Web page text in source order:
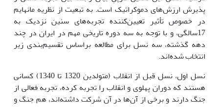
پذیرش ارزش‌هاى دموکراتیک است. به تبعیت از نظریه مانهایم
در خصوص تأثیر تعیین‌کننده تجربه‌هاى سنین نزدیک به
17سالگى، و با توجه به سه دوره تاریخى مهم در ایران در چند
دهه گذشته، سه نسل براى مطالعه براساس تقسیم‌بندى زیر
انتخاب شده‌اند.
نسل اول، نسل قبل از انقلاب (متولدین 1320 تا 1340) کسانى
هستند که دوران پهلوى و انقلاب را تجربه کرده، تجربه فعالى از
جنگ دارند و برخى از آن‌ها در آن شرکت داشته‌اند، هم جنگ و